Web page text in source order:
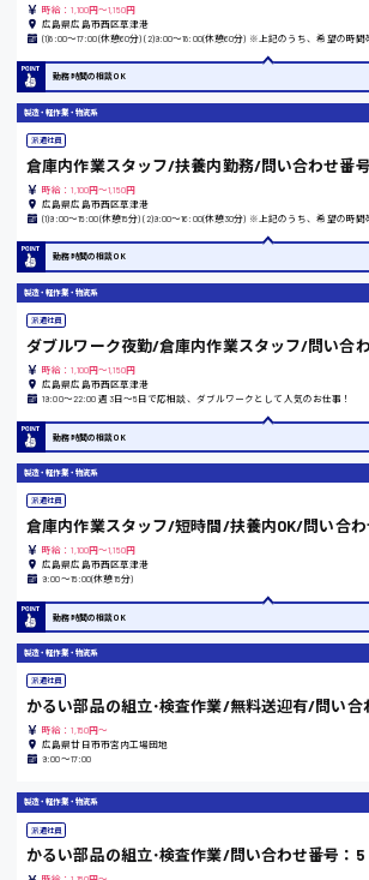
販売
レジ
接客
調理
営業
ラウンダー営業
ルート営業
施設管理・整備
清掃
施工管理
自動車整備士
配送・ドライバー
呉市
東広島市
安芸高田市
山県郡
安芸太田町
安芸郡
山口県
日給8000円～
日給9000円～
日給制すべて
時給：1,100円～1,150円
広島県広島市西区草津港
勤務時間の相談OK
製造・軽作業・物流系
派遣社員
倉庫内作業スタッフ/扶養内勤務/問い合わせ番
時給：1,100円～1,150円
広島県広島市西区草津港
(1)9:00〜15:00(休憩15分) (2)9:00〜16:00(休憩30分) ※上記のうち、希望の時
勤務時間の相談OK
製造・軽作業・物流系
派遣社員
ダブルワーク夜勤/倉庫内作業スタッフ/問い合
時給：1,100円～1,150円
広島県広島市西区草津港
19:00〜22:00 週3日〜5日で応相談、ダブルワークとして人気のお仕事！
勤務時間の相談OK
製造・軽作業・物流系
派遣社員
倉庫内作業スタッフ/短時間/扶養内OK/問い合わ
時給：1,100円～1,150円
広島県広島市西区草津港
9:00〜15:00(休憩15分)
勤務時間の相談OK
製造・軽作業・物流系
派遣社員
かるい部品の組立･検査作業/無料送迎有/問い合
時給：1,150円～
広島県廿日市市宮内工場団地
9:00〜17:00
製造・軽作業・物流系
派遣社員
かるい部品の組立･検査作業/問い合わせ番号：5